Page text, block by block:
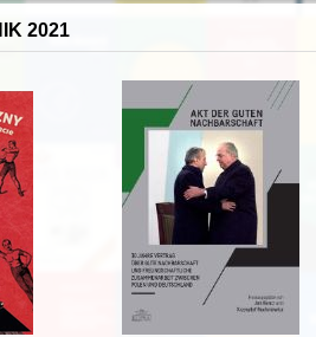
2021